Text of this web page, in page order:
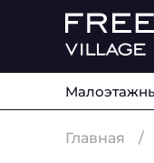
Главная